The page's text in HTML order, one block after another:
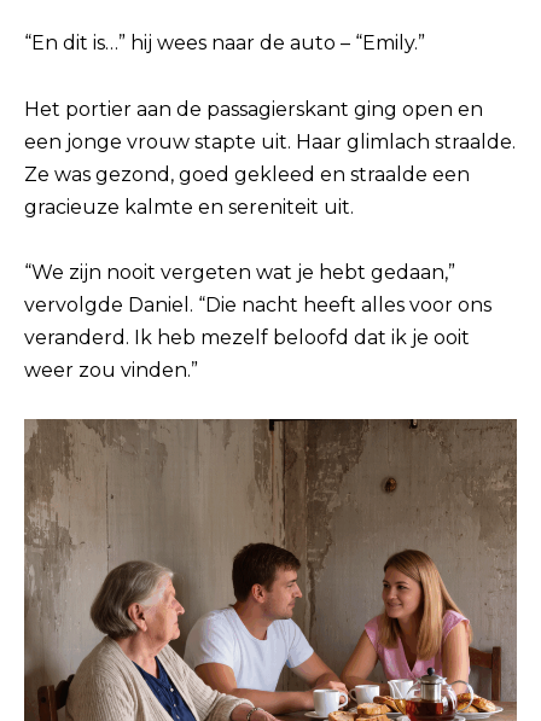
“En dit is…” hij wees naar de auto – “Emily.”
Het portier aan de passagierskant ging open en
een jonge vrouw stapte uit. Haar glimlach straalde.
Ze was gezond, goed gekleed en straalde een
gracieuze kalmte en sereniteit uit.
“We zijn nooit vergeten wat je hebt gedaan,”
vervolgde Daniel. “Die nacht heeft alles voor ons
veranderd. Ik heb mezelf beloofd dat ik je ooit
weer zou vinden.”